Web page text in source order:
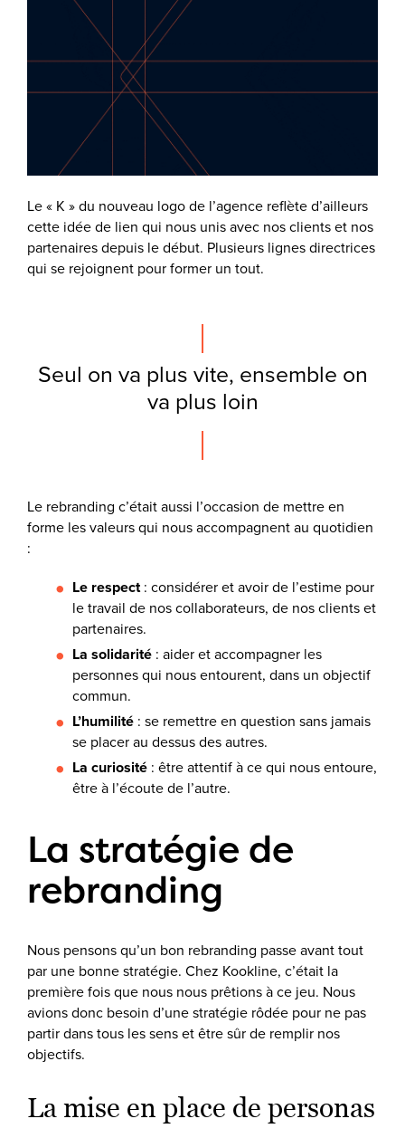
Le « K » du nouveau logo de l’agence reflète d’ailleurs
cette idée de lien qui nous unis avec nos clients et nos
partenaires depuis le début. Plusieurs lignes directrices
qui se rejoignent pour former un tout.
Seul on va plus vite, ensemble on
va plus loin
Le rebranding c’était aussi l’occasion de mettre en
forme les valeurs qui nous accompagnent au quotidien
:
Le respect: considérer et avoir de l’estime pour
le travail de nos collaborateurs, de nos clients et
partenaires.
La solidarité : aider et accompagner les
personnes qui nous entourent, dans un objectif
commun.
L’humilité : se remettre en question sans jamais
se placer au dessus des autres.
La curiosité : être attentif à ce qui nous entoure,
être à l’écoute de l’autre.
La stratégie de
rebranding
Nous pensons qu’un bon rebranding passe avant tout
par une bonne stratégie. Chez Kookline, c’était la
première fois que nous nous prêtions à ce jeu. Nous
avions donc besoin d’une stratégie rôdée pour ne pas
partir dans tous les sens et être sûr de remplir nos
objectifs.
La mise en place de personas